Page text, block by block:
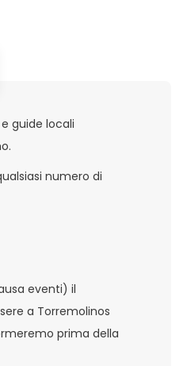
guide locali
numero di
eventi) il
a Torremolinos
prima della